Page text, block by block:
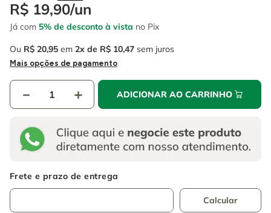
R$ 19,90/un
Já com 5% de desconto à vista no Pix
Ou R$ 20,95 em 2 R$ 10,47 sem juros
Mais opções de pagamento
＋
－ ADICIONAR AO CARRINHO
6 fio
7º chave impacto
8º disco corte
serra copo
º escada
º serra circular
º fio
disco corte
serra copo